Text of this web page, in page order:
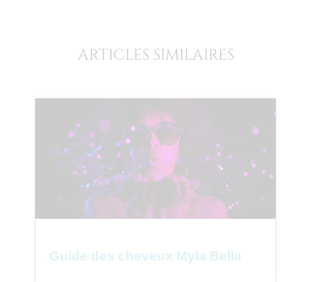
ARTICLES SIMILAIRES
Guide des cheveux Myla Bella